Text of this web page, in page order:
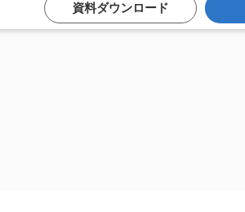
資料ダウンロード